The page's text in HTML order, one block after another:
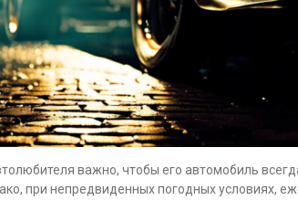
важно, чтобы его автомобиль
при непредвиденных погодных условиях,